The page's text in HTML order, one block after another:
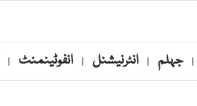
| جہلم | انٹرنیشنل | انفوٹینمنٹ |